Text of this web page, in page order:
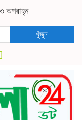
অপরাহ্ন
খুঁজুন